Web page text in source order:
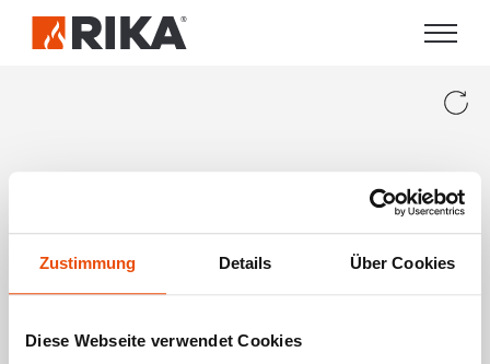
Zustimmung Details Über Cookies
Diese Webseite verwendet Cookies